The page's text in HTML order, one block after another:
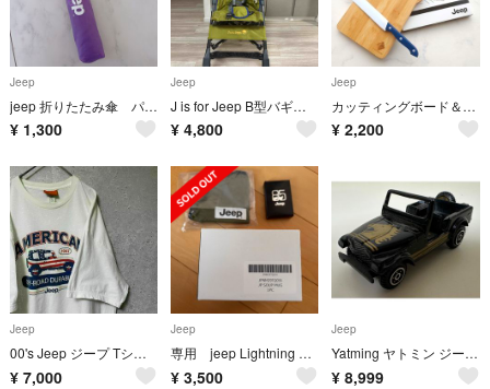
Jeep
jeep 折りたたみ傘 パープル
¥ 1,300
Jeep
J is for Jeep B型バギー カーキ
¥ 4,800
Jeep
カッティングボード＆ブレッドナイフセット 食パン型
¥ 2,200
Jeep
00's Jeep ジープ Tシャツ 半袖 企業ロゴ 車 ゆるダボ 2XL
¥ 7,000
Jeep
専用 jeep Lightning 財布 キーホルダー マグカップ
¥ 3,500
Jeep
Yatming ヤトミン ジープ ミニカー(1/64)NO.1608 Jeep
¥ 8,999